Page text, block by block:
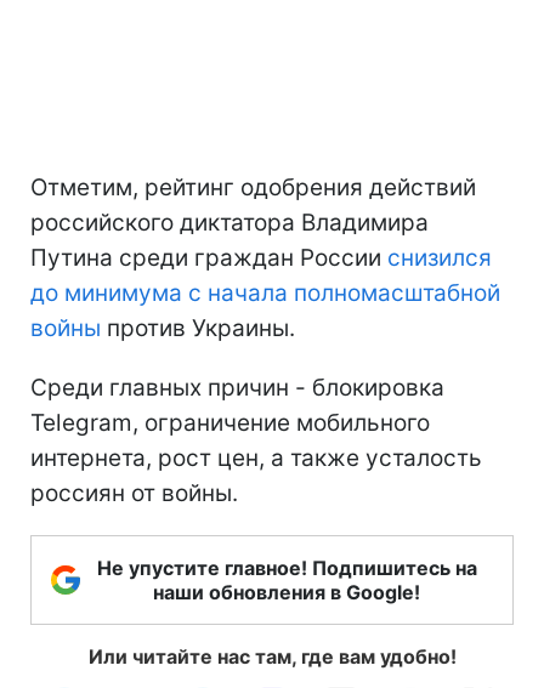
Отметим, рейтинг одобрения действий
российского диктатора Владимира
Путина среди граждан России снизился
до минимума с начала полномасштабной
войны против Украины.
Среди главных причин - блокировка
Telegram, ограничение мобильного
интернета, рост цен, а также усталость
россиян от войны.
Не упустите главное! Подпишитесь на
наши обновления в Google!
Или читайте нас там, где вам удобно!